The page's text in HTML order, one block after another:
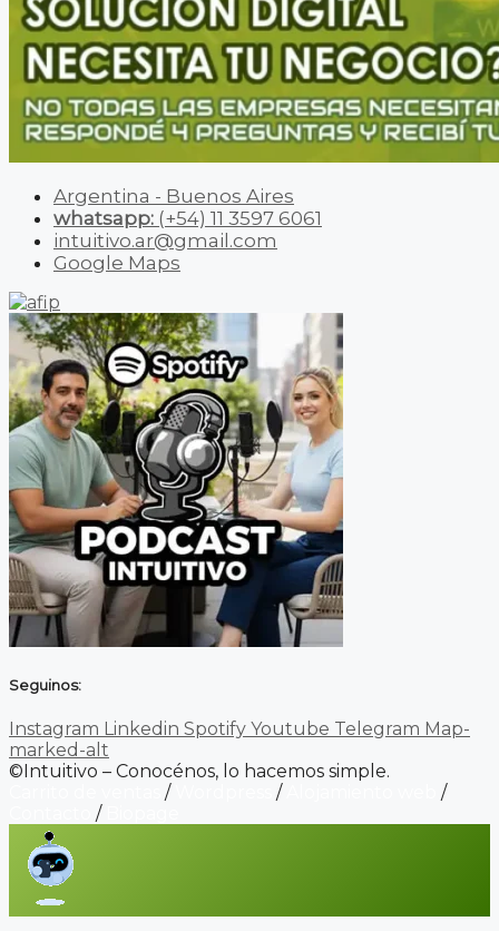
Argentina - Buenos Aires
whatsapp: (+54) 11 3597 6061
intuitivo.ar@gmail.com
Google Maps
Seguinos:
Instagram Linkedin Spotify Youtube Telegram Map-
marked-alt
©Intuitivo – Conocénos, lo hacemos simple.
/ /
/
/